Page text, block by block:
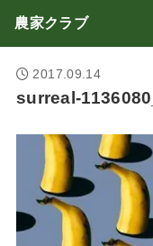
農家クラブ
2017.09.14
surreal-